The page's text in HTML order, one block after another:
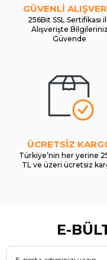
GÜVENLİ
256Bit SSL Sertifikası
Alışverişte Bilgileriniz
Güvende
ÜCRETSİZ
Türkiye’nin her yerine
TL ve üzeri ücretsiz
E-